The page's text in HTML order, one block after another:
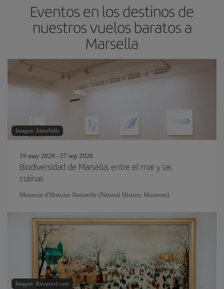
Eventos en los destinos de
nuestros vuelos baratos a
Marsella
Imagen: AnnaStills
19 may 2026 - 27 sep 2026
Biodiversidad de Marsella, entre el mar y las
colinas
Museum d'Histoire Naturelle (Natural History Museum)
Imagen: Rawpixel.com